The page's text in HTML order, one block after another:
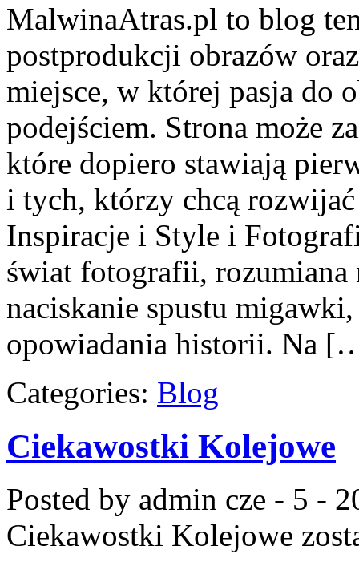
MalwinaAtras.pl to blog
postprodukcji obrazów
miejsce, w której pasja do
podejściem. Strona może
które dopiero stawiają
i tych, którzy chcą
Inspiracje i Style i
świat fotografii,
naciskanie spustu
opowiadania historii. Na
Categories: Blog
Ciekawostki Kolejowe
Posted by admin cze - 5 -
Ciekawostki Kolejowe